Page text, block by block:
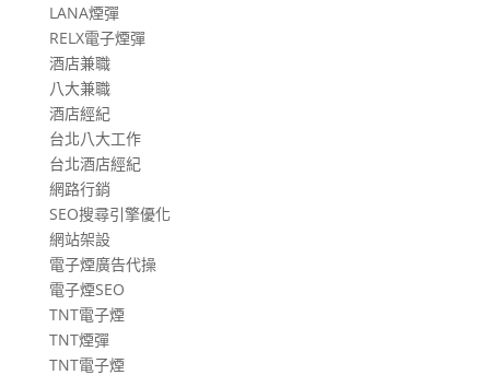
LANA煙彈
RELX電子煙彈
酒店兼職
八大兼職
酒店經紀
台北八大工作
台北酒店經紀
網路行銷
SEO搜尋引擎優化
網站架設
電子煙廣告代操
電子煙SEO
TNT電子煙
TNT煙彈
TNT電子煙